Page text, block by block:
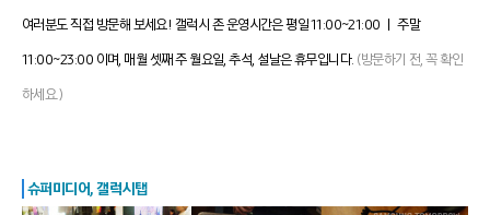
여러분도 직접 방문해 보세요! 갤럭시 존운영시간은 평일 11:00~21:00 ㅣ 주말
11:00~23:00 이며, 매월 셋째 주 월요일, 추석, 설날은 휴무입니다. (방문하기 전, 꼭 확인
하세요.)
슈퍼미디어, 갤럭시탭